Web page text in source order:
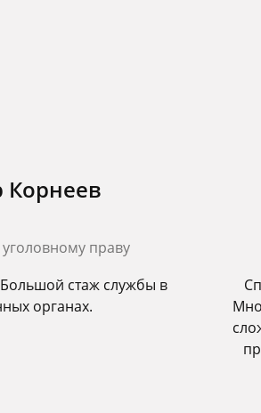
Корнеев
праву
стаж службы в
органах.